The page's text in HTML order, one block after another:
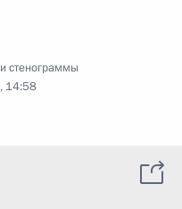
стенограммы
14:58